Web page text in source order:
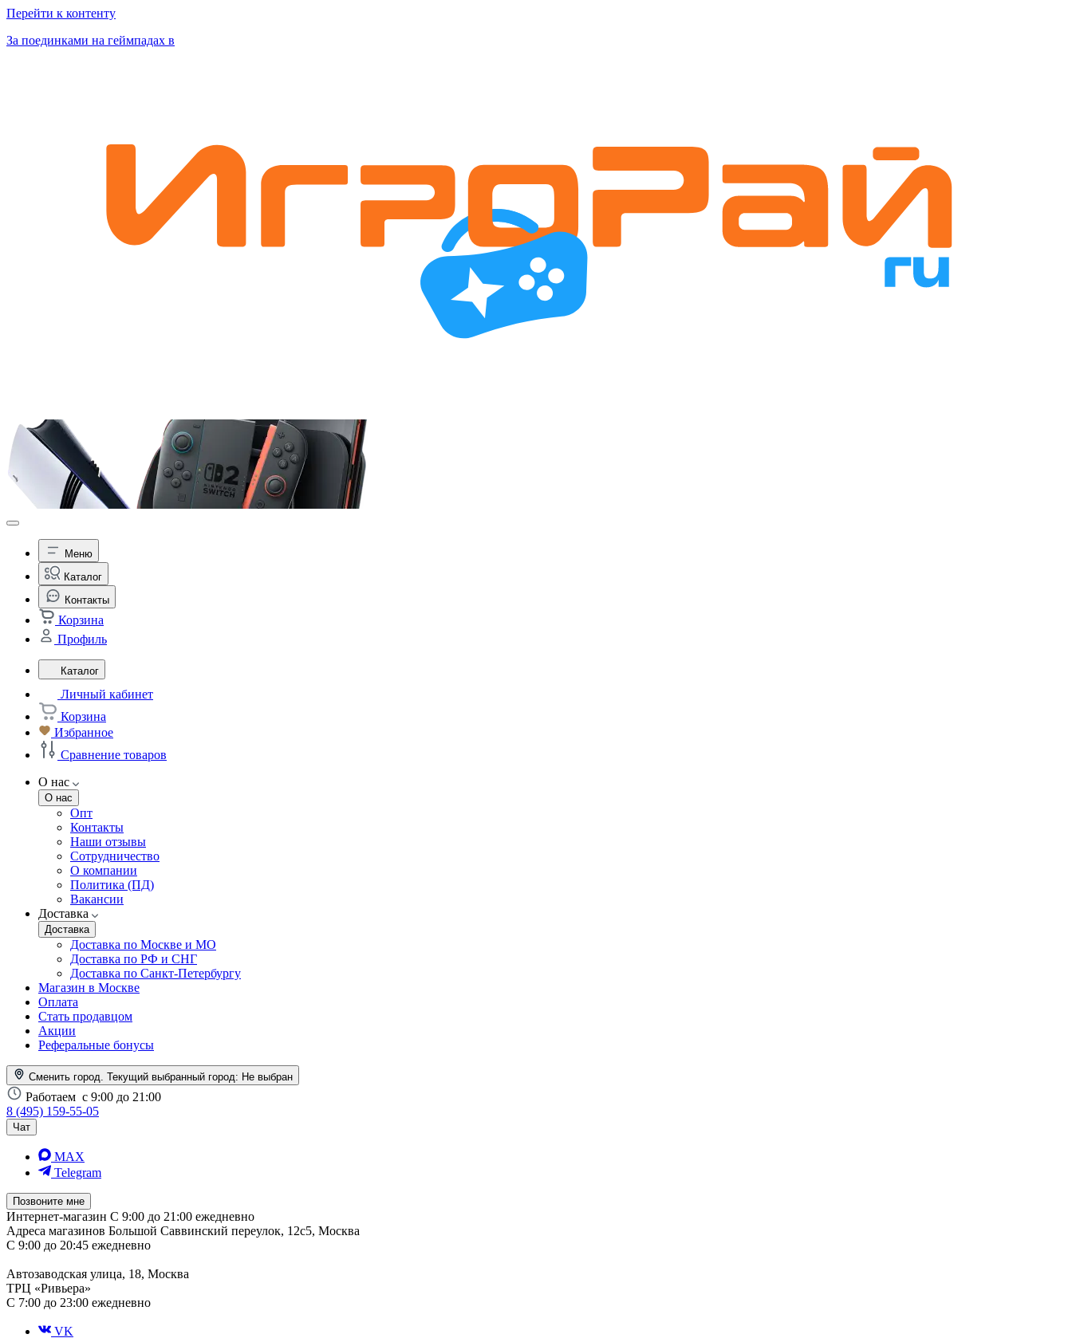
Перейти к контенту
За поединками на геймпадах в
Меню
Каталог
Контакты
Корзина
Профиль
Каталог
Личный кабинет
Корзина
Избранное
Сравнение товаров
О нас
О нас
Опт
Контакты
Наши отзывы
Сотрудничество
О компании
Политика (ПД)
Вакансии
Доставка
Доставка
Доставка по Москве и МО
Доставка по РФ и СНГ
Доставка по Санкт-Петербургу
Магазин в Москве
Оплата
Стать продавцом
Акции
Реферальные бонусы
Сменить город. Текущий выбранный город: Не выбран
Работаем с 9:00 до 21:00
8 (495) 159-55-05
Чат
MAX
Telegram
Позвоните мне
Интернет-магазин С 9:00 до 21:00 ежедневно
Адреса магазинов Большой Саввинский переулок, 12с5, Москва
С 9:00 до 20:45 ежедневно
Автозаводская улица, 18, Москва
ТРЦ «Ривьера»
С 7:00 до 23:00 ежедневно
VK